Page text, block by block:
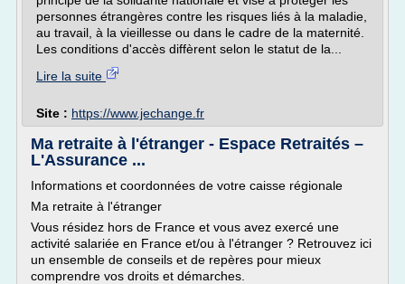
personnes étrangères contre les risques liés à la maladie,
au travail, à la vieillesse ou dans le cadre de la maternité.
Les conditions d'accès diffèrent selon le statut de la...
Lire la suite
Site : https://www.jechange.fr
Ma retraite à l'étranger - Espace Retraités –
L'Assurance ...
Informations et coordonnées de votre caisse régionale
Ma retraite à l'étranger
Vous résidez hors de France et vous avez exercé une
activité salariée en France et/ou à l'étranger ? Retrouvez ici
un ensemble de conseils et de repères pour mieux
comprendre vos droits et démarches.